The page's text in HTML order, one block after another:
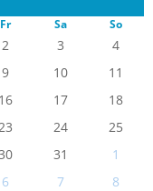
Fr Sa So
2 3
4
9 10
11
16 17
18
24
25
31
1
6 7 8